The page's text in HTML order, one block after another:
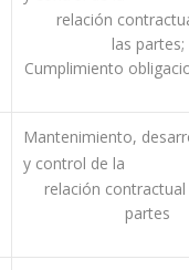
relación
las partes;
Cumplimiento
Mantenimiento,
y control de la
relación
partes